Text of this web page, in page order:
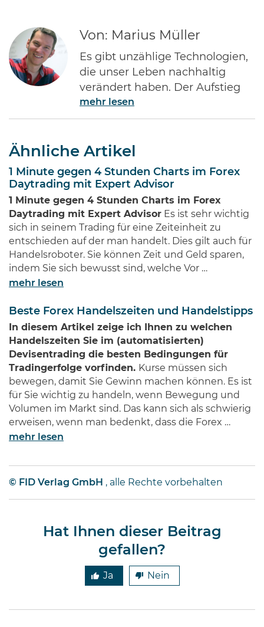
Von: Marius Müller
Es gibt unzählige Technologien,
die unser Leben nachhaltig
verändert haben. Der Aufstieg
des Internets gehört ohne Frage
zu den Bedeutendsten. Namen
Bill Gates von Microsoft dürften
jedem Investor geläufig sein.
Diese Männer haben Imperien
erschaffen und gleichzeitig
Millionen von Anlegern auf der
ganzen Welt …
mehr lesen
Ähnliche Artikel
1 Minute gegen 4 Stunden Charts im Forex
Daytrading mit Expert Advisor
1 Minute gegen 4 Stunden Charts im Forex
Daytrading mit Expert Advisor Es ist sehr wichtig
sich in seinem Trading für eine Zeiteinheit zu
entschieden auf der man handelt. Dies gilt auch für
Handelsroboter. Sie können Zeit und Geld sparen,
indem Sie sich bewusst sind, welche Vor …
mehr lesen
Beste Forex Handelszeiten und Handelstipps
In diesem Artikel zeige ich Ihnen zu welchen
Handelszeiten Sie im (automatisierten)
Devisentrading die besten Bedingungen für
Tradingerfolge vorfinden. Kurse müssen sich
bewegen, damit Sie Gewinn machen können. Es ist
für Sie wichtig zu handeln, wenn Bewegung und
Volumen im Markt sind. Das kann sich als schwierig
erweisen, wenn man bedenkt, dass die Forex …
mehr lesen
© FID Verlag GmbH , alle Rechte vorbehalten
Hat Ihnen dieser Beitrag
gefallen?
Ja Nein